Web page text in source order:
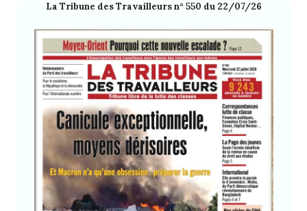
La Tribune des Travailleurs n° 550 du 22/07/26